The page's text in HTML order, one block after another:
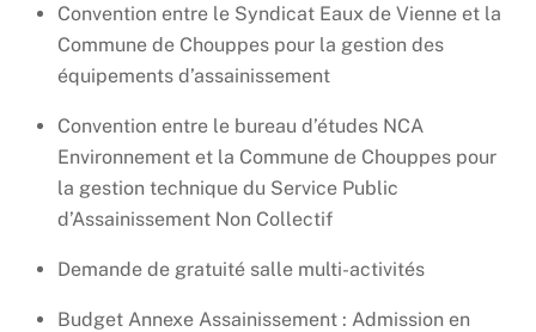
Convention entre le Syndicat Eaux de Vienne et la
Commune de Chouppes pour la gestion des
équipements d’assainissement
Convention entre le bureau d’études NCA
Environnement et la Commune de Chouppes pour
la gestion technique du Service Public
d’Assainissement Non Collectif
Demande de gratuité salle multi-activités
Budget Annexe Assainissement : Admission en